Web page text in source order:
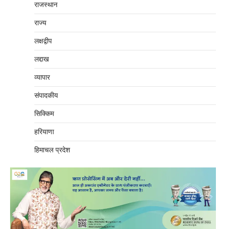
राजस्थान
राज्य
लक्षद्वीप
लद्दाख
व्यापार
संपादकीय
सिक्किम
हरियाणा
हिमाचल प्रदेश